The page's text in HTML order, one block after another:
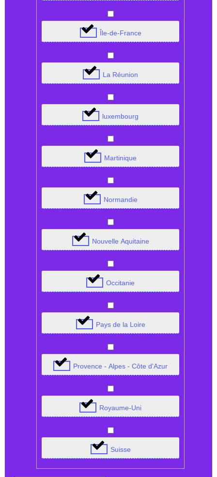
Île-de-France
La Réunion
luxembourg
Martinique
Normandie
Nouvelle Aquitaine
Occitanie
Pays de la Loire
Provence - Alpes - Côte d'Azur
Royaume-Uni
Suisse